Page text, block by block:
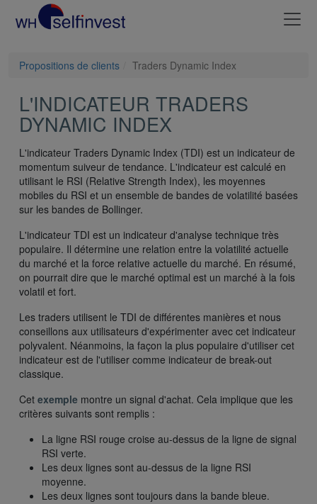
Propositions de clients Traders Dynamic Index
L'INDICATEUR TRADERS
DYNAMIC INDEX
L'indicateur Traders Dynamic Index (TDI) est un indicateur de
momentum suiveur de tendance. L'indicateur est calculé en
utilisant le RSI (Relative Strength Index), les moyennes
mobiles du RSI et un ensemble de bandes de volatilité basées
sur les bandes de Bollinger.
L'indicateur TDI est un indicateur d'analyse technique très
populaire. Il détermine une relation entre la volatilité actuelle
du marché et la force relative actuelle du marché. En résumé,
on pourrait dire que le marché optimal est un marché à la fois
volatil et fort.
Les traders utilisent le TDI de différentes manières et nous
conseillons aux utilisateurs d'expérimenter avec cet indicateur
polyvalent. Néanmoins, la façon la plus populaire d'utiliser cet
indicateur est de l'utiliser comme indicateur de break-out
classique.
Cet exemple montre un signal d'achat. Cela implique que les
critères suivants sont remplis :
La ligne RSI rouge croise au-dessus de la ligne de signal
RSI verte.
Les deux lignes sont au-dessus de la ligne RSI
moyenne.
Les deux lignes sont toujours dans la bande bleue.